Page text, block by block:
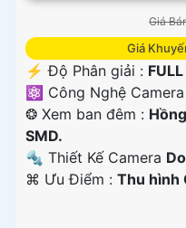
Giá
Giá
️⚡ Độ Phân giải :
⚛️ Công Nghệ
❂ Xem ban đêm :
SMD.
🔩 Thiết Kế Camera
️⌘ Ưu Điểm : Thu hình